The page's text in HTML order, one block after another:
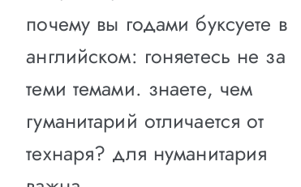
почему вы годами буксуете в
английском: гоняетесь не за
теми темами. знаете, чем
гуманитарий отличается от
технаря? для нуманитария